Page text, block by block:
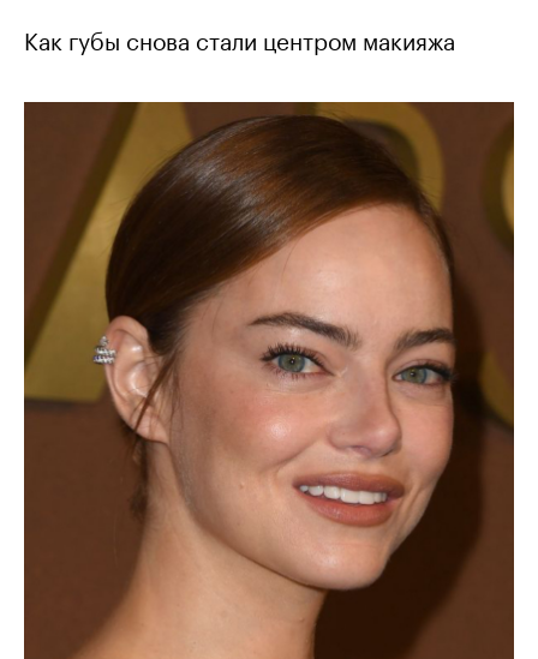
Как губы снова стали центром макияжа